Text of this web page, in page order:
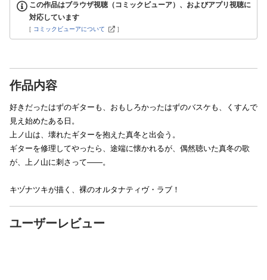
この作品はブラウザ視聴（コミックビューア）、およびアプリ視聴に
対応しています
[ コミックビューアについて ]
作品内容
好きだったはずのギターも、おもしろかったはずのバスケも、くすんで
見え始めたある日。
上ノ山は、壊れたギターを抱えた真冬と出会う。
ギターを修理してやったら、途端に懐かれるが、偶然聴いた真冬の歌
が、上ノ山に刺さって――。
キヅナツキが描く、裸のオルタナティヴ・ラブ！
ユーザーレビュー